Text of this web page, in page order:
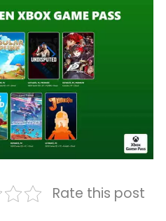
Rate this post